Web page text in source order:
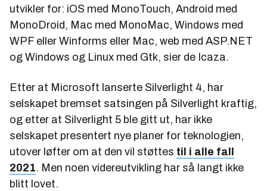
utvikler for: iOS med MonoTouch, Android med
MonoDroid, Mac med MonoMac, Windows med
WPF eller Winforms eller Mac, web med ASP.NET
og Windows og Linux med Gtk, sier de Icaza.
Etter at Microsoft lanserte Silverlight 4, har
selskapet bremset satsingen på Silverlight kraftig,
og etter at Silverlight 5 ble gitt ut, har ikke
selskapet presentert nye planer for teknologien,
utover løfter om at den vil støttes til i alle fall
2021. Men noen videreutvikling har så langt ikke
blitt lovet.